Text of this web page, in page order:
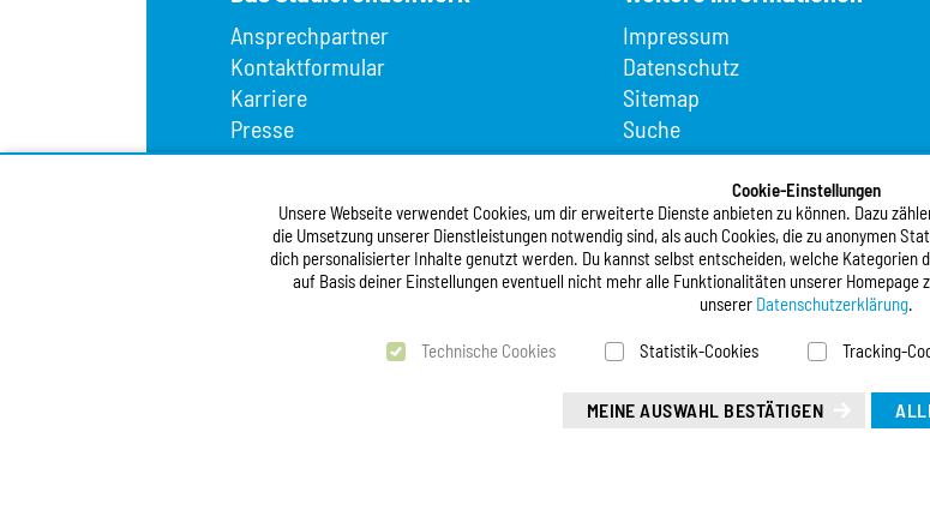
Cookie-Einstellungen
Unsere Webseite verwendet Cookies, um dir erweiterte Dienste anbieten zu können. Dazu
die Umsetzung unserer Dienstleistungen notwendig sind, als auch Cookies, die zu anonymen
dich personalisierter Inhalte genutzt werden. Du kannst selbst entscheiden, welche Kategorien
auf Basis deiner Einstellungen eventuell nicht mehr alle Funktionalitäten unserer
unserer Datenschutzerklärung.
Technische Cookies Statistik-Cookies Tracking-
MEINE AUSWAHL BESTÄTIGEN
Ansprechpartner
Kontaktformular
Karriere
Presse
Wir über uns
Infopoint
Vergabe
Barrierefreiheitserklärung
Impressum
Datenschutz
Sitemap
Suche
App MeineMensa
Registrierung